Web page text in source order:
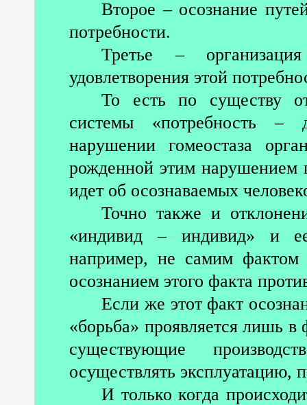
Второе – осознание
потребности.
Третье –
удовлетворения этой
То есть по существу
системы «потребность –
нарушении гомеостаза
рожденной этим нарушением
идет об осознаваемых
Точно также и
«индивид – индивид» и
например, не самим фактом
осознанием этого факта
Если же этот факт
«борьба» проявляется лишь в
существующие
осуществлять эксплуатацию,
И только когда